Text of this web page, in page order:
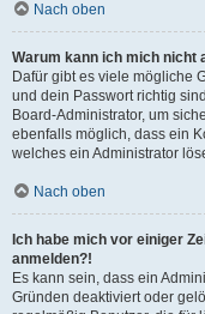
Nach oben
Warum kann ich mich nicht
Dafür gibt es viele mögliche
und dein Passwort richtig
Board-Administrator, um
ebenfalls möglich, dass ein
welches ein Administrator
Nach oben
Ich habe mich vor einiger
anmelden?!
Es kann sein, dass ein
Gründen deaktiviert oder